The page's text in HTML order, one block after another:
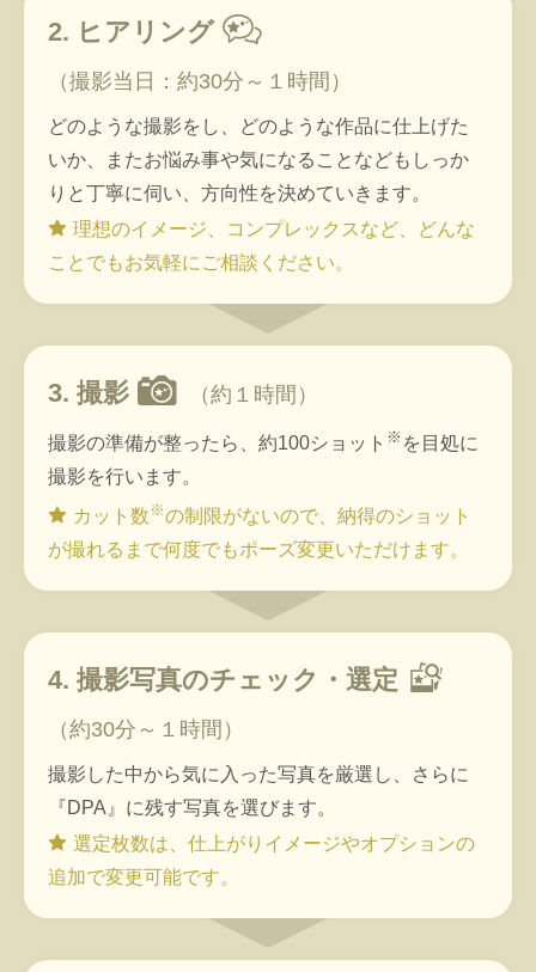
2. ヒアリング
（撮影当日：約30分～１時間）
どのような撮影をし、どのような作品に仕上げた
いか、またお悩み事や気になることなどもしっか
りと丁寧に伺い、方向性を決めていきます。
理想のイメージ、コンプレックスなど、どんな
ことでもお気軽にご相談ください。
3. 撮影 （約１時間）
撮影の準備が整ったら、約100ショット ※ を目処に
撮影を行います。
カット数 ※の制限がないので、納得のショット
が撮れるまで何度でもポーズ変更いただけます。
4. 撮影写真のチェック・選定
（約30分～１時間）
撮影した中から気に入った写真を厳選し、さらに
『DPA』に残す写真を選びます。
選定枚数は、仕上がりイメージやオプションの
追加で変更可能です。